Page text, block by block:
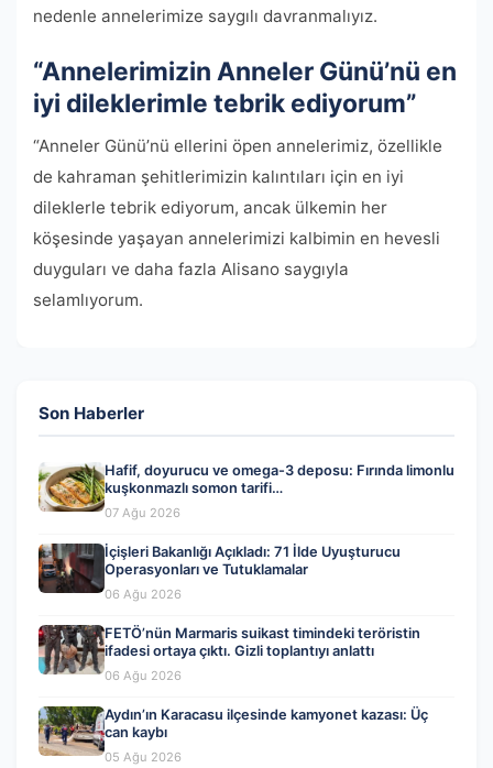
nedenle annelerimize saygılı davranmalıyız.
“Annelerimizin Anneler Günü’nü en
iyi dileklerimle tebrik ediyorum”
“Anneler Günü’nü ellerini öpen annelerimiz, özellikle
de kahraman şehitlerimizin kalıntıları için en iyi
dileklerle tebrik ediyorum, ancak ülkemin her
köşesinde yaşayan annelerimizi kalbimin en hevesli
duyguları ve daha fazla Alisano saygıyla
selamlıyorum.
Son Haberler
Hafif, doyurucu ve omega-3 deposu: Fırında limonlu
kuşkonmazlı somon tarifi…
07 Ağu 2026
İçişleri Bakanlığı Açıkladı: 71 İlde Uyuşturucu
Operasyonları ve Tutuklamalar
06 Ağu 2026
FETÖ’nün Marmaris suikast timindeki teröristin
ifadesi ortaya çıktı. Gizli toplantıyı anlattı
06 Ağu 2026
Aydın’ın Karacasu ilçesinde kamyonet kazası: Üç
can kaybı
05 Ağu 2026